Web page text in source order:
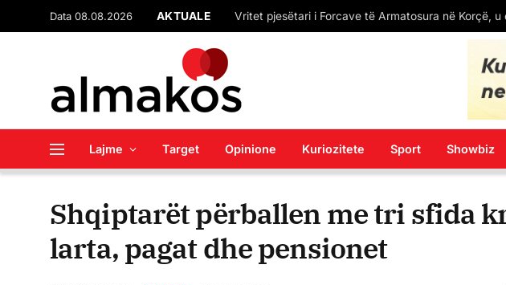
Data 08.08.2026 AKTUALE
Lajme Target Opinione Kuriozitete Sport Showbiz
Shqiptarët përballen me tri sfida
larta, pagat dhe pensionet